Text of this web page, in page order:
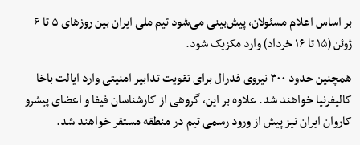
بر اساس اعلام مسئولان، پیش‌بینی می‌شود تیم ملی ایران بین روزهای ۵ تا ۶
ژوئن (۱۵ تا ۱۶ خرداد) وارد مکزیک شود.
همچنین حدود ۳۰۰ نیروی فدرال برای تقویت تدابیر امنیتی وارد ایالت باخا
کالیفرنیا خواهند شد. علاوه بر این، گروهی از کارشناسان فیفا و اعضای پیشرو
کاروان ایران نیز پیش از ورود رسمی تیم در منطقه مستقر خواهند شد.